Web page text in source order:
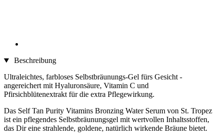
Beschreibung
Ultraleichtes, farbloses Selbstbräunungs-Gel fürs Gesicht -
angereichert mit Hyaluronsäure, Vitamin C und
Pfirsichblütenextrakt für die extra Pflegewirkung.
Das Self Tan Purity Vitamins Bronzing Water Serum von St. Tropez
ist ein pflegendes Selbstbräunungsgel mit wertvollen Inhaltsstoffen,
das Dir eine strahlende, goldene, natürlich wirkende Bräune bietet.